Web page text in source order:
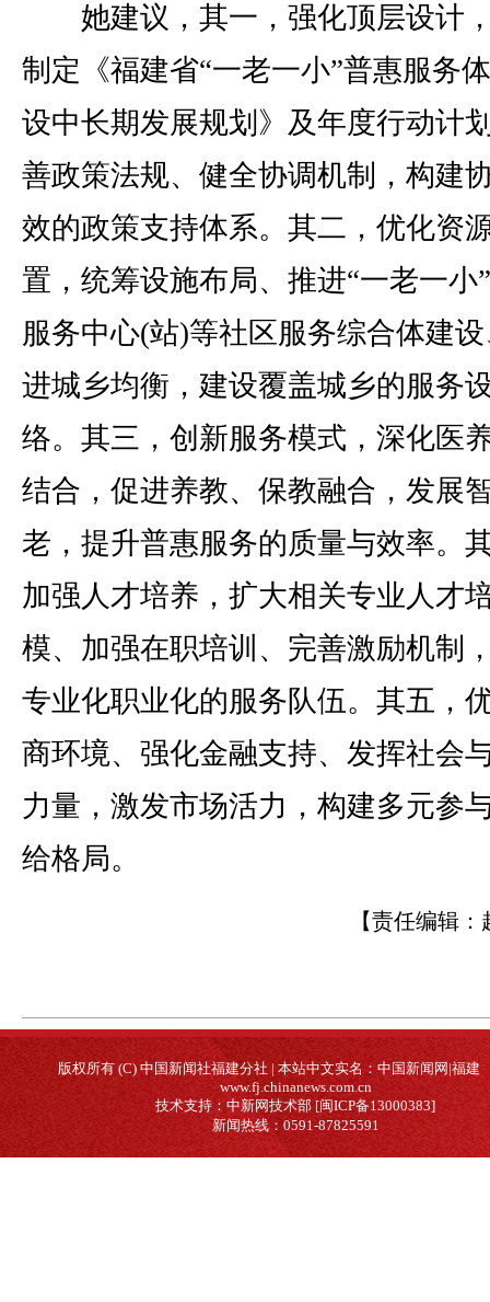
她建议，其一，强化顶层设计
制定《福建省“一老一小”普惠服务
设中长期发展规划》及年度行动计
善政策法规、健全协调机制，构建
效的政策支持体系。其二，优化资
置，统筹设施布局、推进“一老一小
服务中心(站)等社区服务综合体建
进城乡均衡，建设覆盖城乡的服务
络。其三，创新服务模式，深化医
结合，促进养教、保教融合，发展
老，提升普惠服务的质量与效率。
加强人才培养，扩大相关专业人才
模、加强在职培训、完善激励机制
专业化职业化的服务队伍。其五，
商环境、强化金融支持、发挥社会
力量，激发市场活力，构建多元参
给格局。
【责任编辑：
版权所有 (C) 中国新闻社福建分社 | 本站中文实名：中国新闻网|福建
www.fj.chinanews.com.cn
技术支持：中新网技术部 [闽ICP备13000383]
新闻热线：0591-87825591